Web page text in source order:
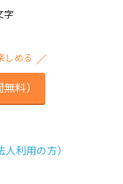
字
しめる
料）
利用の方）